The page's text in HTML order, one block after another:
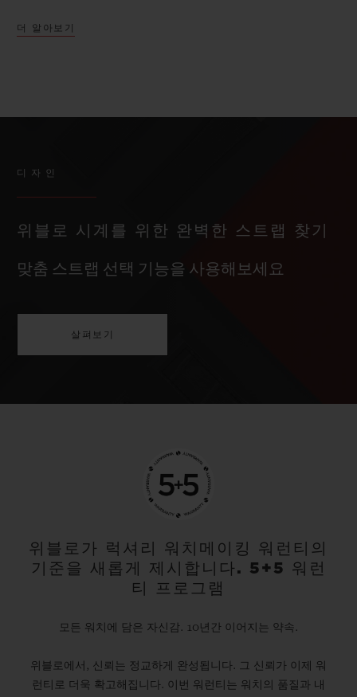
더 알아보기
디자인
위블로 시계를 위한 완벽한 스트랩 찾기
맞춤 스트랩 선택 기능을 사용해보세요
살펴보기
위블로가 럭셔리 워치메이킹 워런티의
기준을 새롭게 제시합니다. 5+5 워런
티 프로그램
모든 워치에 담은 자신감. 10년간 이어지는 약속.
위블로에서, 신뢰는 정교하게 완성됩니다. 그 신뢰가 이제 워
런티로 더욱 확고해집니다. 이번 워런티는 워치의 품질과 내